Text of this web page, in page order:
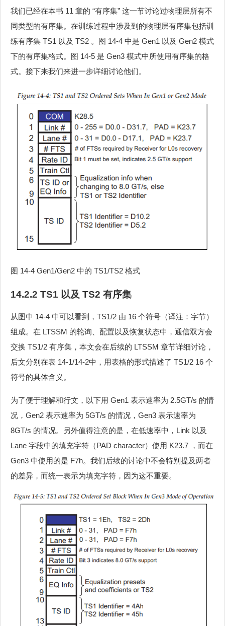
我们已经在本书 11 章的 “有序集” 这一节讨论过物理层所有不
同类型的有序集。在训练过程中涉及到的物理层有序集包括训
练有序集 TS1 以及 TS2 。图 14-4 中是 Gen1 以及 Gen2 模式
下的有序集格式。图 14-5 是 Gen3 模式中所使用有序集的格
式。接下来我们来进一步详细讨论他们。
图 14-4 Gen1/Gen2 中的 TS1/TS2 格式
14.2.2 TS1 以及 TS2 有序集
从图中 14-4 中可以看到，TS1/2 由 16 个符号（译注：字节）
组成。在 LTSSM 的轮询、配置以及恢复状态中，通信双方会
交换 TS1/2 有序集，本文会在后续的 LTSSM 章节详细讨论，
后文分别在表 14-1/14-2中，用表格的形式描述了 TS1/2 16 个
符号的具体含义。
为了便于理解和行文，以下用 Gen1 表示速率为 2.5GT/s 的情
况，Gen2 表示速率为 5GT/s 的情况，Gen3 表示速率为
8GT/s 的情况。另外值得注意的是，在低速率中，Link 以及
Lane 字段中的填充字符（PAD character）使用 K23.7 ，而在
Gen3 中使用的是 F7h。我们后续的讨论中不会特别提及两者
的差异，而统一表示为填充字符，因为这不重要。